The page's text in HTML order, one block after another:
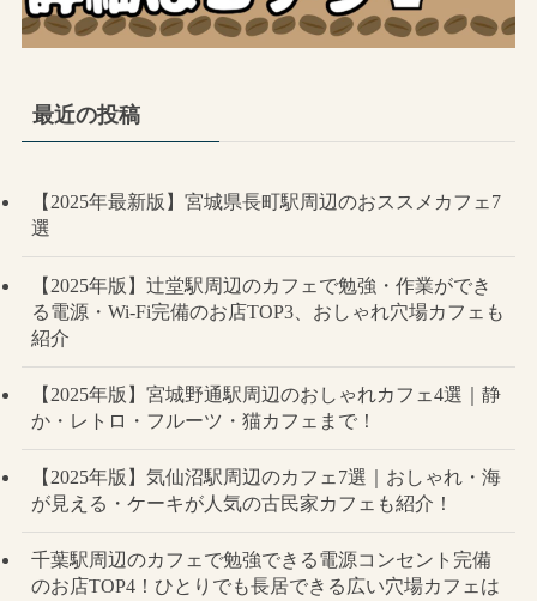
最近の投稿
【2025年最新版】宮城県長町駅周辺のおススメカフェ7
選
【2025年版】辻堂駅周辺のカフェで勉強・作業ができ
る電源・Wi-Fi完備のお店TOP3、おしゃれ穴場カフェも
紹介
【2025年版】宮城野通駅周辺のおしゃれカフェ4選｜静
か・レトロ・フルーツ・猫カフェまで！
【2025年版】気仙沼駅周辺のカフェ7選｜おしゃれ・海
が見える・ケーキが人気の古民家カフェも紹介！
千葉駅周辺のカフェで勉強できる電源コンセント完備
のお店TOP4！ひとりでも長居できる広い穴場カフェは